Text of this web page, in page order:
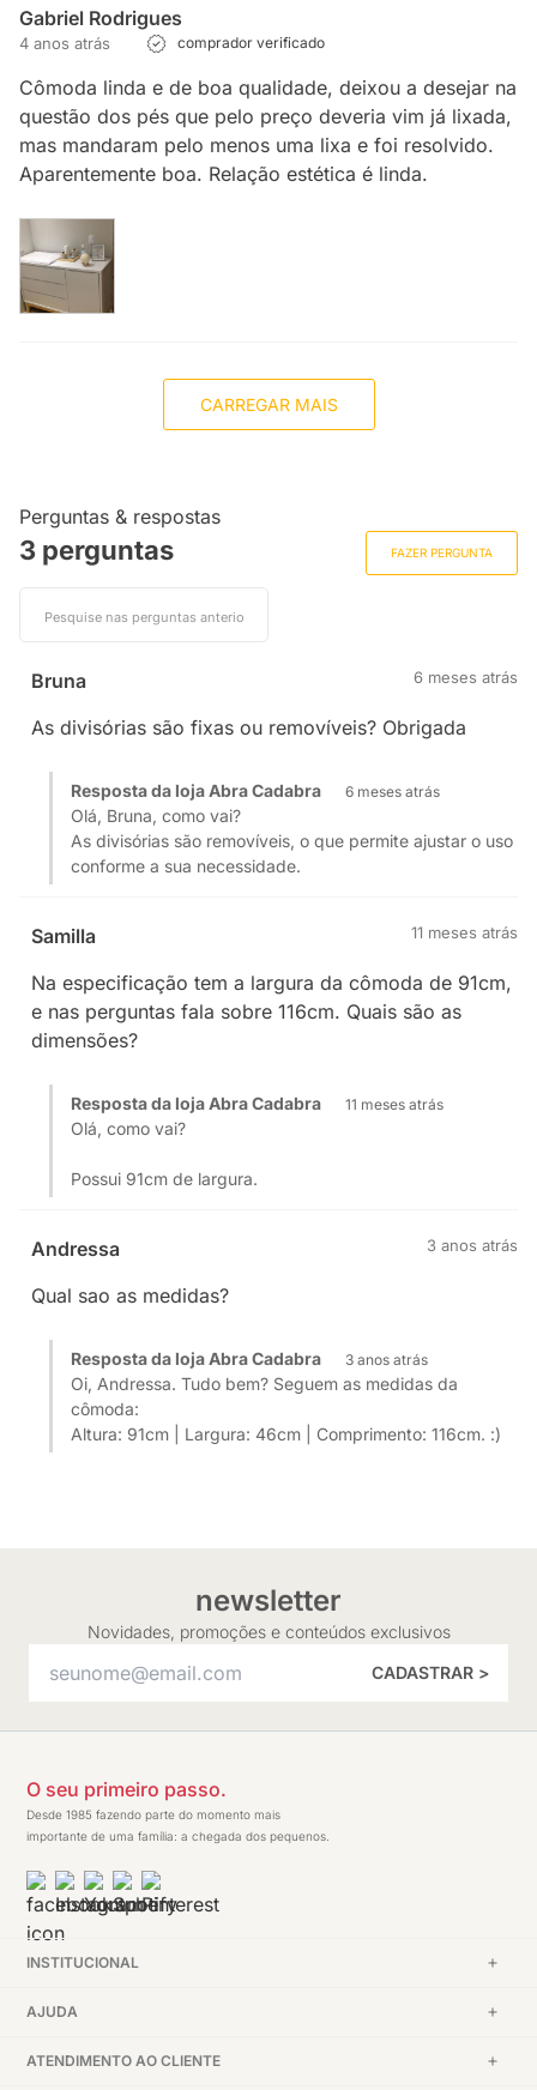
Gabriel Rodrigues
4 anos atrás comprador verificado
Cômoda linda e de boa qualidade, deixou a desejar na
questão dos pés que pelo preço deveria vim já lixada,
mas mandaram pelo menos uma lixa e foi resolvido.
Aparentemente boa. Relação estética é linda.
CARREGAR MAIS
Perguntas & respostas
3 perguntas FAZER PERGUNTA
Bruna 6 meses atrás
As divisórias são fixas ou removíveis? Obrigada
Resposta da loja Abra Cadabra 6 meses atrás
Olá, Bruna, como vai?
As divisórias são removíveis, o que permite ajustar o uso
Samilla 11 meses atrás
Na especificação tem a largura da cômoda de 91cm,
e nas perguntas fala sobre 116cm. Quais são as
dimensões?
Resposta da loja Abra Cadabra 11 meses atrás
Olá, como vai?
Possui 91cm de largura.
Andressa 3 anos atrás
Qual sao as medidas?
Resposta da loja Abra Cadabra 3 anos atrás
Oi, Andressa. Tudo bem? Seguem as medidas da
cômoda:
Altura: 91cm | Largura: 46cm | Comprimento: 116cm. :)
newsletter
Novidades, promoções e conteúdos exclusivos
CADASTRAR >
O seu primeiro passo.
Desde 1985 fazendo parte do momento mais
importante de uma família: a chegada dos pequenos.
INSTITUCIONAL
AJUDA
ATENDIMENTO AO CLIENTE